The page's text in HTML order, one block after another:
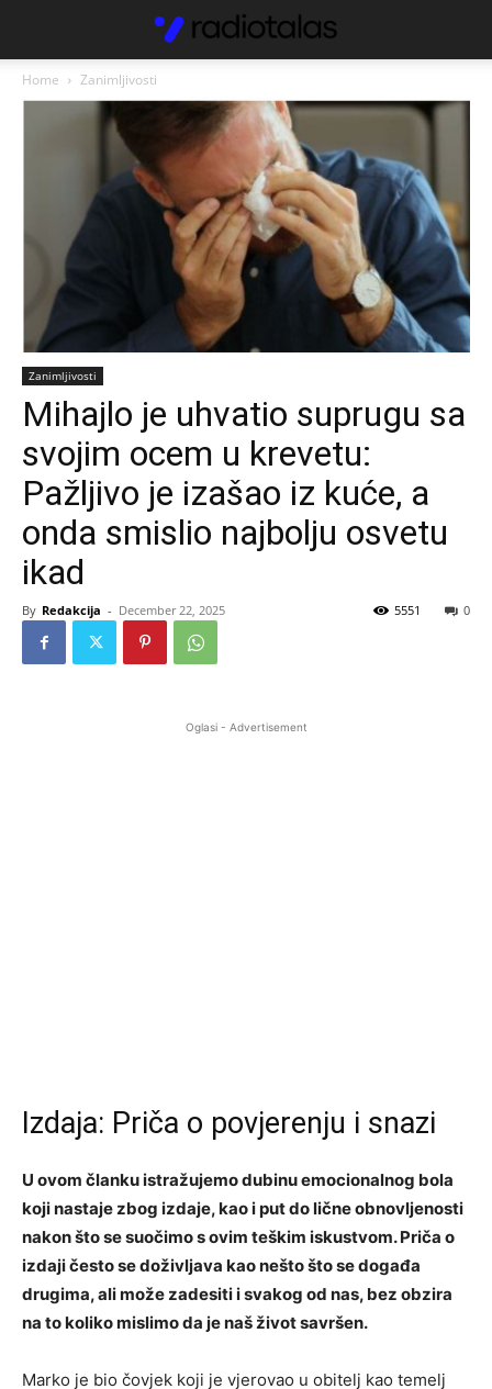
Home Zanimljivosti
Zanimljivosti
Mihajlo je uhvatio suprugu sa
svojim ocem u krevetu:
Pažljivo je izašao iz kuće, a
onda smislio najbolju osvetu
ikad
By Redakcija - December 22, 2025 0
5551
Oglasi - Advertisement
Izdaja: Priča o povjerenju i snazi
U ovom članku istražujemo dubinu emocionalnog bola
koji nastaje zbog izdaje, kao i put do lične obnovljenosti
nakon što se suočimo s ovim teškim iskustvom. Priča o
izdaji često se doživljava kao nešto što se događa
drugima, ali može zadesiti i svakog od nas, bez obzira
na to koliko mislimo da je naš život savršen.
Marko je bio čovjek koji je vjerovao u obitelj kao temelj